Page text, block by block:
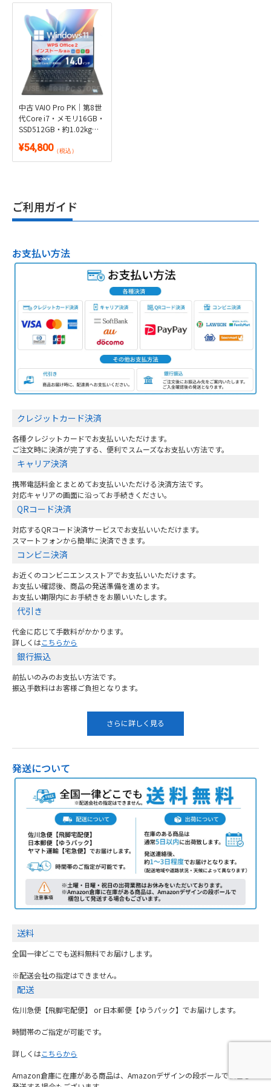
中古 VAIO Pro PK｜第8世
代Core i7・メモリ16GB・
SSD512GB・約1.02kg軽
WPS Office 2付き
¥54,800（税込）
ご利用ガイド
お支払い方法
クレジットカード決済
各種クレジットカードでお支払いいただけます。
ご注文時に決済が完了する、便利でスムーズなお支払い方法です。
キャリア決済
携帯電話料金とまとめてお支払いいただける決済方法です。
対応キャリアの画面に沿ってお手続きください。
QRコード決済
対応するQRコード決済サービスでお支払いいただけます。
スマートフォンから簡単に決済できます。
コンビニ決済
お近くのコンビニエンスストアでお支払いいただけます。
お支払い確認後、商品の発送準備を進めます。
お支払い期限内にお手続きをお願いいたします。
代引き
代金に応じて手数料がかかります。
詳しくはこちらから
銀行振込
前払いのみのお支払い方法です。
振込手数料はお客様ご負担となります。
さらに詳しく見る
発送について
送料
全国一律どこでも送料無料でお届けします。
※配送会社の指定はできません。
配送
佐川急便【飛脚宅配便】 or 日本郵便【ゆうパック】でお届けします。
時間帯のご指定が可能です。
詳しくはこちらから
Amazon倉庫に在庫がある商品は、Amazonデザインの段ボールで梱包して